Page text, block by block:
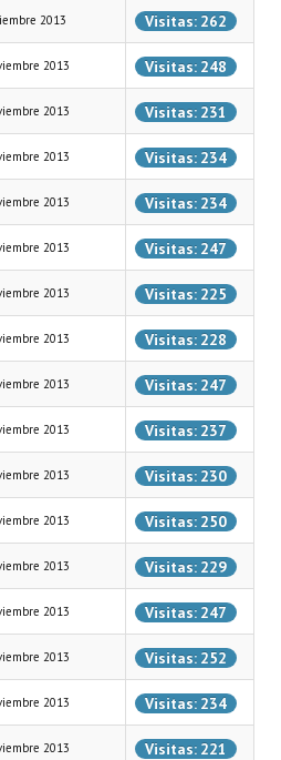
- Registro
2013 Visitas: 262
2013 Visitas: 248
2013 Visitas: 231
2013 Visitas: 234
2013 Visitas: 234
2013 Visitas: 247
2013 Visitas: 225
2013 Visitas: 228
2013 Visitas: 247
2013 Visitas: 237
2013 Visitas: 230
2013 Visitas: 250
2013 Visitas: 229
2013 Visitas: 247
2013 Visitas: 252
2013 Visitas: 234
2013 Visitas: 221